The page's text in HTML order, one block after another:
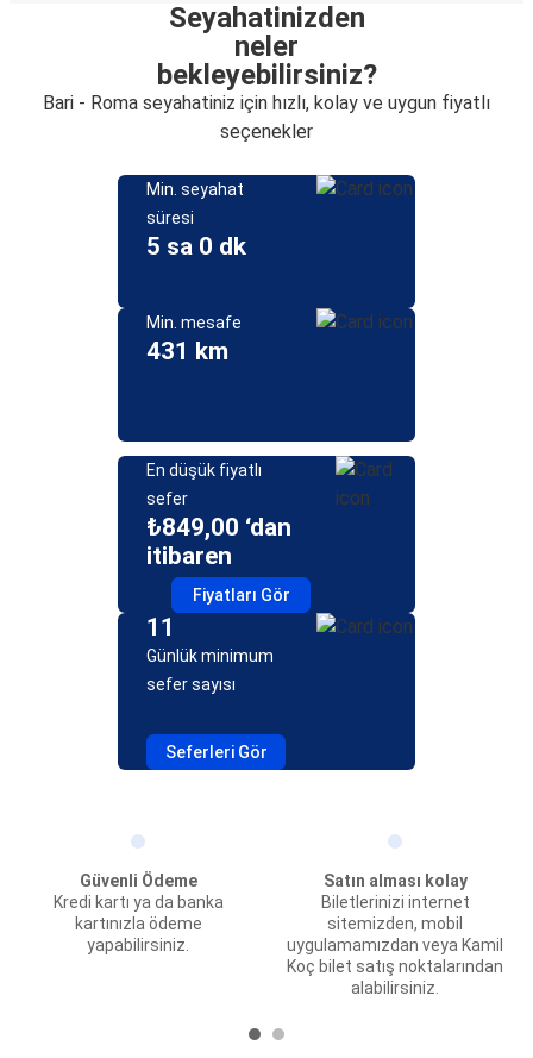
Seyahatinizden
neler
bekleyebilirsiniz?
Bari - Roma seyahatiniz için hızlı, kolay ve uygun fiyatlı
seçenekler
Min. seyahat
süresi
5 sa 0 dk
Min. mesafe
431 km
En düşük fiyatlı
sefer
₺849,00 ‘dan
itibaren
Fiyatları Gör
11
Günlük minimum
sefer sayısı
Seferleri Gör
Güvenli Ödeme
Kredi kartı ya da banka
kartınızla ödeme
yapabilirsiniz.
Satın alması kolay
Biletlerinizi internet
sitemizden, mobil
uygulamamızdan veya Kamil
Koç bilet satış noktalarından
alabilirsiniz.